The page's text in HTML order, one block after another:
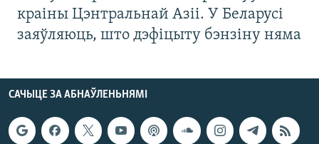
краіны Цэнтральнай Азіі. У Беларусі
заяўляюць, што дэфіцыту бэнзіну няма
САЧЫЦЕ ЗА АБНАЎЛЕНЬНЯМІ